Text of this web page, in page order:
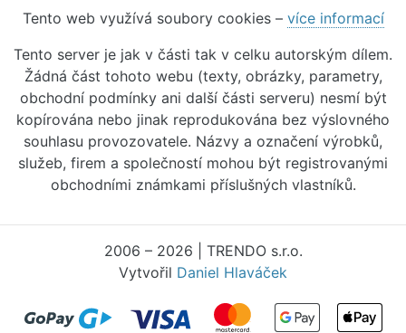
Tento web využívá soubory cookies – více informací
Tento server je jak v části tak v celku autorským dílem.
Žádná část tohoto webu (texty, obrázky, parametry,
obchodní podmínky ani další části serveru) nesmí být
kopírována nebo jinak reprodukována bez výslovného
souhlasu provozovatele. Názvy a označení výrobků,
služeb, firem a společností mohou být registrovanými
obchodními známkami příslušných vlastníků.
2006 – 2026 | TRENDO s.r.o.
Vytvořil Daniel Hlaváček